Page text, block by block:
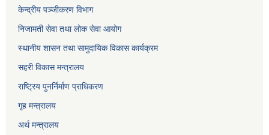
केन्द्रीय पञ्जीकरण विभाग
निजामती सेवा तथा लोक सेवा आयोग
स्थानीय शासन तथा सामुदायिक विकास कार्यक्रम
सहरी विकास मन्त्रालय
राष्ट्रिय पुनर्निर्माण प्राधिकरण
गृह मन्त्रालय
अर्थ मन्त्रालय